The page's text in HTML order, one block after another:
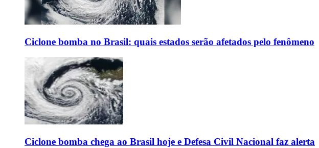
Ciclone bomba no Brasil: quais estados serão afetados pelo fenômeno
Ciclone bomba chega ao Brasil hoje e Defesa Civil Nacional faz alerta